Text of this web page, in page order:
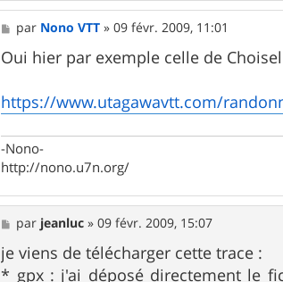
M
e
s
s
g
e
par Nono VTT »09 févr. 2009, 11:01
Oui hier par exemple celle de
https://www.utagawavtt.com/
-Nono-
http://nono.u7n.org/
M
e
s
s
par jeanluc »09 févr. 2009, 15:07
je viens de télécharger cette trace :
* gpx : j'ai déposé directement le